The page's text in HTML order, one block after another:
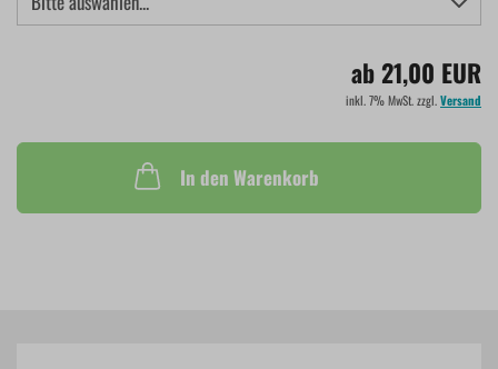
ab 21,00 EUR
inkl. 7% MwSt. zzgl.Versand
In den Warenkorb